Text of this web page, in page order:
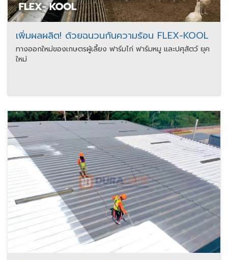
เพิ่มผลผลิต! ด้วยฉนวนกันความร้อน FLEX-KOOL
ทางออกใหม่ของเกษตรผู้เลี้ยง ฟาร์มไก่ ฟาร์มหมู และปศุสัตว์ ยุค
ใหม่